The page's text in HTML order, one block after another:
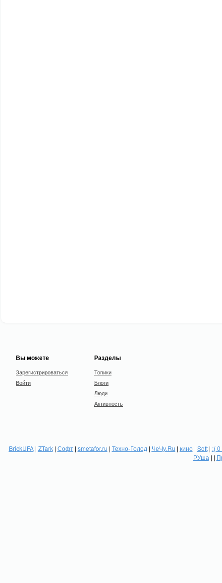
Вы можете
Зарегистрироваться
Войти
Разделы
Топики
Блоги
Люди
Активность
BrickUFA| ZTark| Софт| smetafor.ru | Техно-Голод | ЧеЧу.Ru | кино| Soft| :(
РУша | |